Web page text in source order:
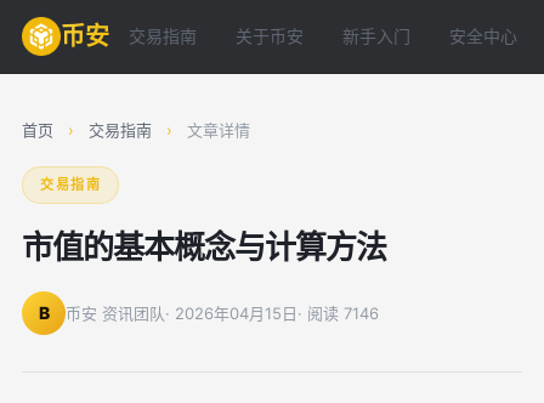
币安 交易指南 关于币安 新手入门 安全中心
首页 › 交易指南 › 文章详情
交易指南
市值的基本概念与计算方法
B 币安 资讯团队· 2026年04月15日· 阅读 7146